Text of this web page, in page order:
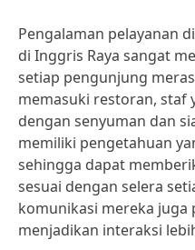
Pengalaman pelayanan
di Inggris Raya sangat
setiap pengunjung
memasuki restoran, staf
dengan senyuman dan
memiliki pengetahuan
sehingga dapat
sesuai dengan selera
komunikasi mereka juga
menjadikan interaksi